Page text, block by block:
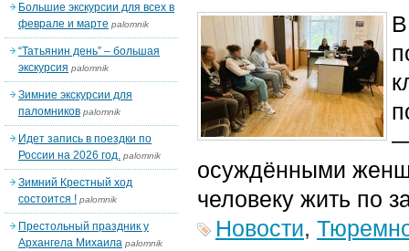
—
осуждёнными
человеку жить по
Новости,
Большие экскурсии для всех в
феврале и марте palomnik
“Татьянин день” – большая
экскурсия palomnik
Зимние экскурсии для
паломников palomnik
Идет запись в поездки по
России на 2026 год. palomnik
Зимний Крестный ход
состоится ! palomnik
Престольный праздник у
Архангела Михаила palomnik